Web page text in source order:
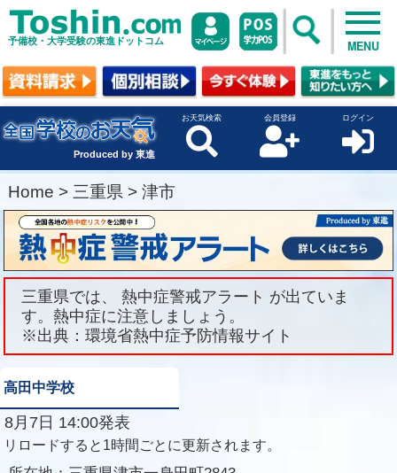
予備校・大学受験の東進ドットコム MENU
Produced by 東進
お天気検索 会員登録 ログイン
Home > 三重県 > 津市
三重県では、 熱中症警戒アラート が出ていま
す。熱中症に注意しましょう。
※出典：環境省熱中症予防情報サイト
高田中学校
8月7日 14:00発表
リロードすると1時間ごとに更新されます。